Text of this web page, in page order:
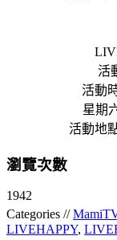
活
活動
星期
活動地
瀏覽次數
1942
Categories //
LIVEHAPPY,